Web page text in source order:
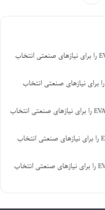
چگونه بهترین ورق فوم EVA را برای نیازهای صنعتی انتخاب
چگونه بهترین ورق فوم EVA را برای نیازهای صنعتی انتخاب
چگونه بهترین ورق فوم EVA را برای نیازهای صنعتی انتخاب
چگونه بهترین ورق فوم EVA را برای نیازهای صنعتی انتخاب
چگونه بهترین ورق فوم EVA را برای نیازهای صنعتی انتخاب